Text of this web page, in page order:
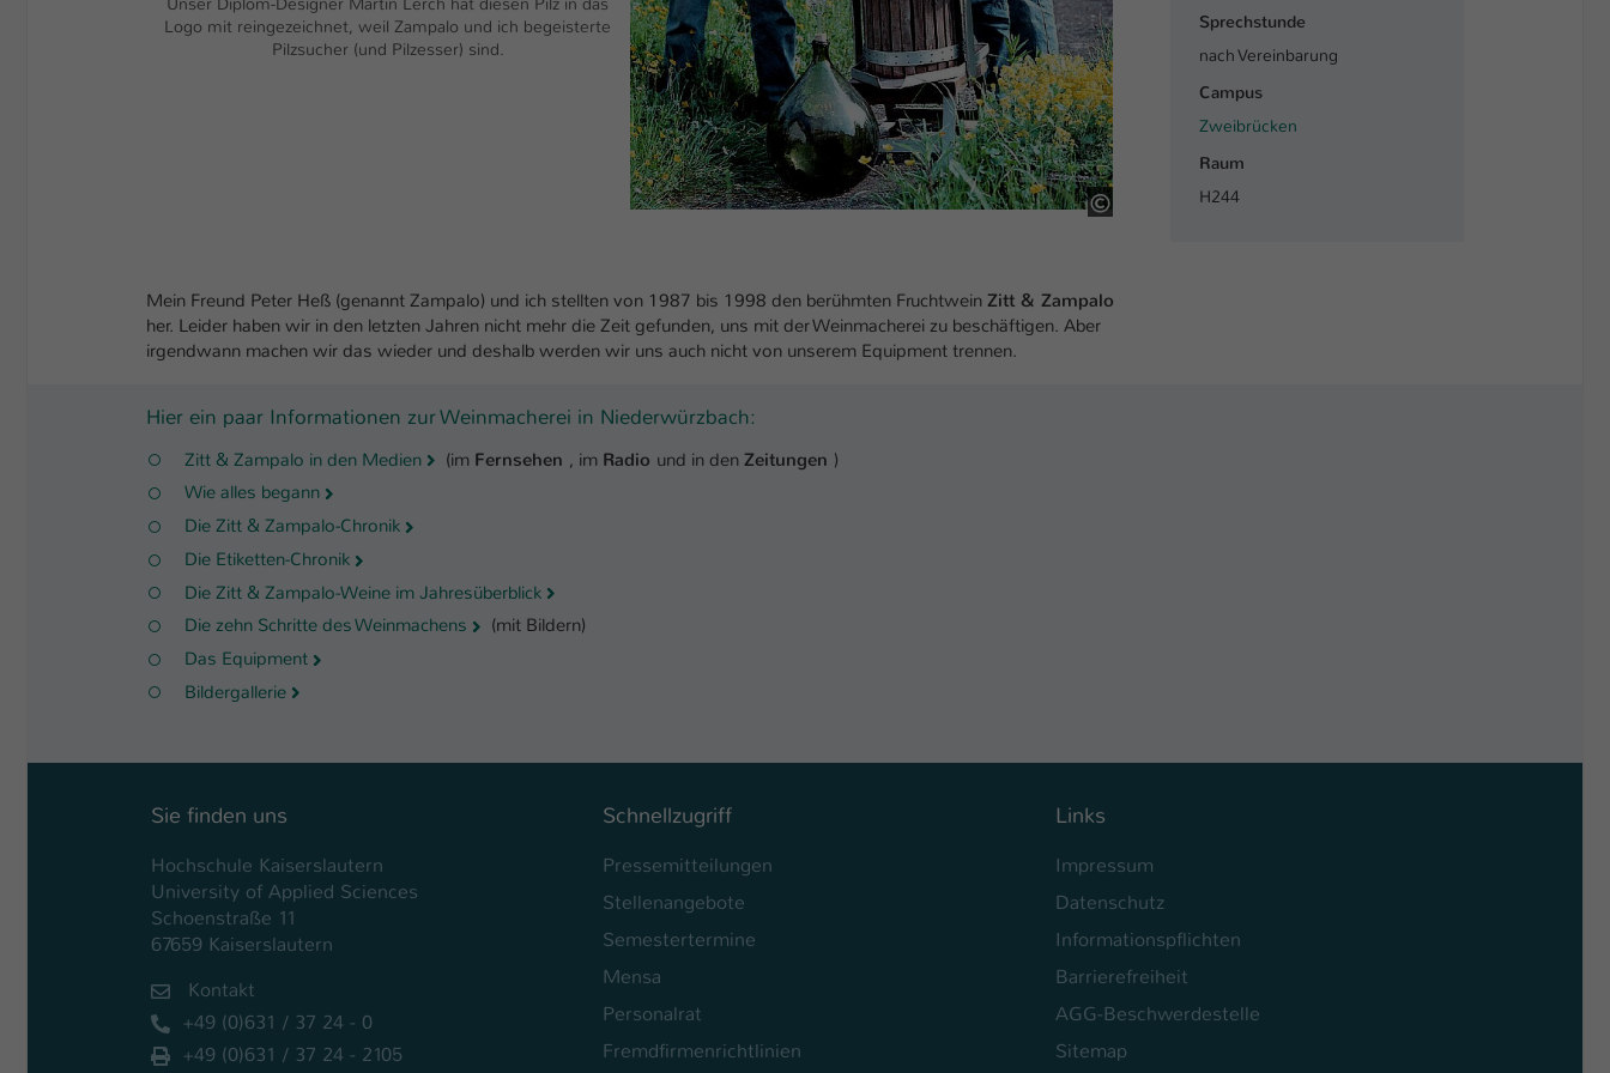
Unser Diplom-Designer Martin Lerch hat diesen Pilz in das
Logo mit reingezeichnet, weil Zampalo und ich begeisterte
Pilzsucher (und Pilzesser) sind.
Foto: Jo Steinmetz
Mein Freund Peter Heß (genannt Zampalo) und ich stellten von 1987 bis 1998 den berühmten Fruchtwein Zitt & Zampalo
her. Leider haben wir in den letzten Jahren nicht mehr die Zeit gefunden, uns mit der Weinmacherei zu beschäftigen. Aber
irgendwann machen wir das wieder und deshalb werden wir uns auch nicht von unserem Equipment trennen.
Sprechstunde
nach Vereinbarung
Campus
Zweibrücken
Raum
H244
Hier ein paar Informationen zur Weinmacherei in Niederwürzbach:
Zitt & Zampalo in den Medien (im Fernsehen , im Radio und in den Zeitungen )
Wie alles begann
Die Zitt & Zampalo-Chronik
Die Etiketten-Chronik
Die Zitt & Zampalo-Weine im Jahresüberblick
Die zehn Schritte des Weinmachens
(mit Bildern)
Das Equipment
Bildergallerie
Sie finden uns
Hochschule Kaiserslautern
University of Applied Sciences
Schoenstraße 11
67659 Kaiserslautern
Kontakt
+49 (0)631 / 37 24 - 0
+49 (0)631 / 37 24 - 2105
Schnellzugriff
Pressemitteilungen
Stellenangebote
Semestertermine
Mensa
Personalrat
Fremdfirmenrichtlinien
Links
Impressum
Datenschutz
Informationspflichten
Barrierefreiheit
AGG-Beschwerdestelle
Sitemap
Ihrer vorgenommen Einstellungen, falls der
Webseiten-Betreiber dies eingestellt hat.
fe_typo_user / PHPSESSID
TYPO3
1 Woche
Zweck
von TYPO3. Es speichert im Fall eines Intranet-
Logins die Session-ID. So kann der eingeloggte
Benutzer wiedererkannt werden und es wird
Zweck